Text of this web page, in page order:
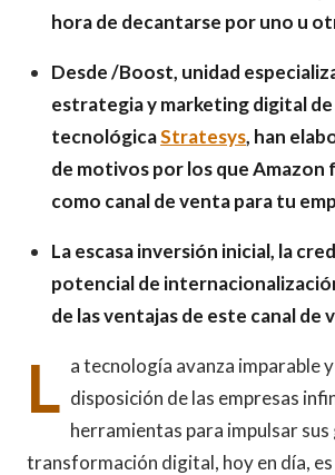
hora de decantarse por uno u
Desde /Boost, unidad
estrategia y marketing digital
tecnológicaStratesys, han
de motivos por los que Amazon
como canal de venta para tu
La escasa inversión inicial, la
potencial de
de las ventajas de este canal de
L a tecnología avanza imparable
disposición de las empresas
herramientas para impulsar sus
transformación digital, hoy en día, es